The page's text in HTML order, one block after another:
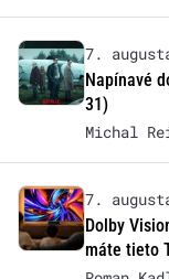
7.
Napínavé
31)
Michal
7.
Dolby
máte tieto